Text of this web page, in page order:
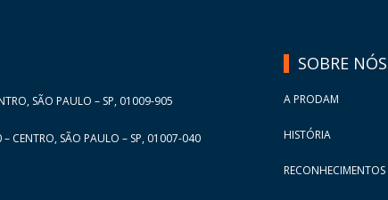
SÃO PAULO – SP, 01009-905
CENTRO, SÃO PAULO – SP, 01007-040
SOBRE NÓS
A PRODAM
HISTÓRIA
RECONHECIMENTOS